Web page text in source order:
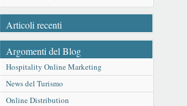
Articoli recenti
Argomenti del Blog
Hospitality Online Marketing
News del Turismo
Online Distribution